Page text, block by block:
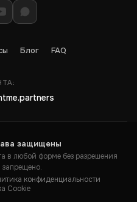
Блог FAQ
защищены
в любой форме без разрешения
запрещено.
конфиденциальности
Cookie